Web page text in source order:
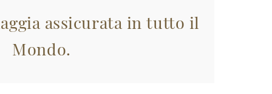
assicurata in tutto il
Mondo.